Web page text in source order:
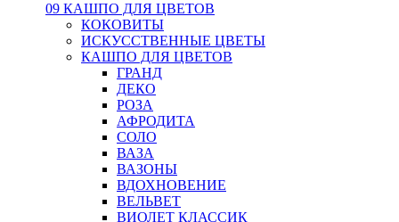
09 КАШПО ДЛЯ ЦВЕТОВ
КОКОВИТЫ
ИСКУССТВЕННЫЕ ЦВЕТЫ
КАШПО ДЛЯ ЦВЕТОВ
ГРАНД
ДЕКО
РОЗА
АФРОДИТА
СОЛО
ВАЗА
ВАЗОНЫ
ВДОХНОВЕНИЕ
ВЕЛЬВЕТ
ВИОЛЕТ КЛАССИК